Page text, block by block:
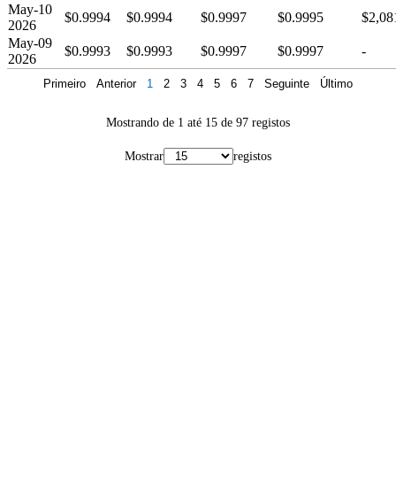
May-10
2026
$0.9994 $0.9994 $0.9997 $0.9995
May-09
2026
$0.9993 $0.9993 $0.9997 $0.9997 -
Mostrando de 1 até 15 de 97 registos
Mostrar registos
Primeiro Anterior 1 2 3 4 5 6 7 Seguinte Último